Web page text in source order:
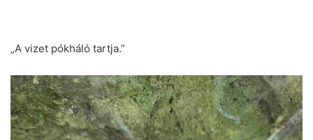
„A vizet pókháló tartja.”